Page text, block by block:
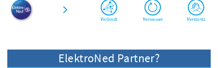
ElektroNed Partner?